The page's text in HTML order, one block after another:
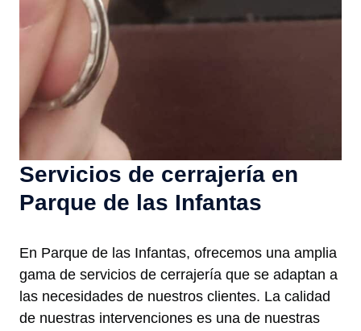
Servicios de cerrajería en
Parque de las Infantas
En Parque de las Infantas, ofrecemos una amplia
gama de servicios de cerrajería que se adaptan a
las necesidades de nuestros clientes. La calidad
de nuestras intervenciones es una de nuestras